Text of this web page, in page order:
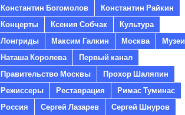
Константин Богомолов
Константин Райкин
Концерты
Ксения Собчак
Культура
Лонгриды
Максим Галкин Москва
Музеи
Наташа Королева
Первый канал
Правительство Москвы
Прохор Шаляпин
Режиссеры
Реставрация
Римас Туминас
Россия
Сергей Лазарев
Сергей Шнуров